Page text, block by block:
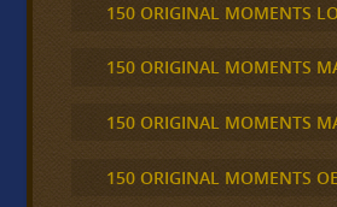
150 ORIGINAL MOMENTS
150 ORIGINAL MOMENTS
150 ORIGINAL MOMENTS
150 ORIGINAL MOMENTS